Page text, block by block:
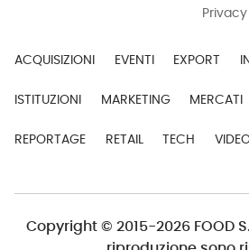
ACQUISIZIONI EVENTI EXPORT
ISTITUZIONI MARKETING MERCATI
REPORTAGE RETAIL TECH
Copyright © 2015-2026 FOOD